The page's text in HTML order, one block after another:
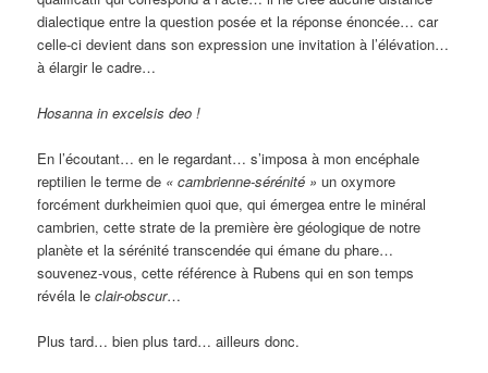
dialectique entre la question posée et la réponse énoncée… car
celle-ci devient dans son expression une invitation à l’élévation…
à élargir le cadre…
Hosanna in excelsis deo !
En l’écoutant… en le regardant… s’imposa à mon encéphale
reptilien le terme de « cambrienne-sérénité » un oxymore
forcément durkheimien quoi que, qui émergea entre le minéral
cambrien, cette strate de la première ère géologique de notre
planète et la sérénité transcendée qui émane du phare…
souvenez-vous, cette référence à Rubens qui en son temps
révéla leclair-obscur…
Plus tard… bien plus tard… ailleurs donc.